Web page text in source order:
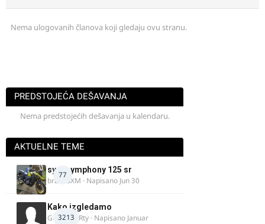
Nema ulogovanih članova koji gledaju ovu stranu.
PREDSTOJEĆA DEŠAVANJA
Nema predstojećih dešavanja u kalendaru.
AKTUELNE TEME
77
sym symphony 125 sr
brankoXM · Napisano Jun 30
3213
Kako izgledamo
Guest diRRty · Napisano Januar